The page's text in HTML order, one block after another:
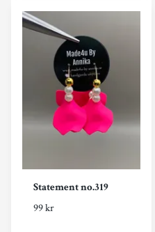
Statement no.319
99 kr